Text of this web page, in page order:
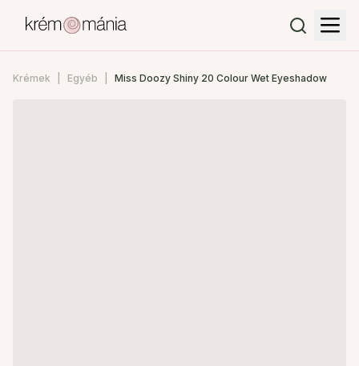
Krémek Egyéb Miss Doozy Shiny 20 Colour Wet Eyeshadow